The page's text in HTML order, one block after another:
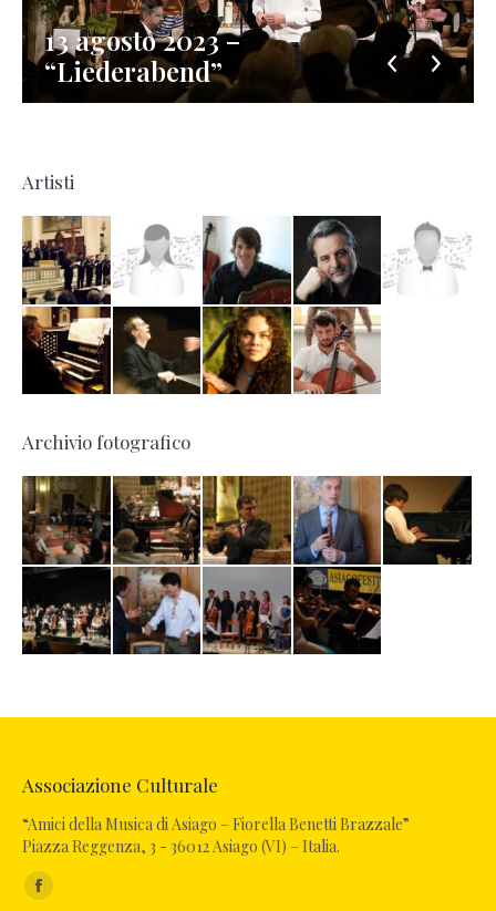
13 agosto 2023 –
“Liederabend”
Artisti
Archivio fotografico
Associazione Culturale
“Amici della Musica di Asiago – Fiorella Benetti Brazzale”
Piazza Reggenza, 3 - 36012 Asiago (VI) – Italia.
Ci puoi trovare su:
Facebook